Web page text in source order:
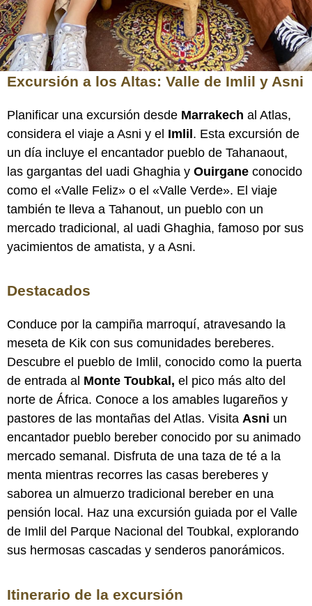
Excursión a los Altas: Valle de Imlil y Asni
Planificar una excursión desde Marrakech al Atlas,
considera el viaje a Asni y el Imlil . Esta excursión de
un día incluye el encantador pueblo de Tahanaout,
las gargantas del uadi Ghaghia y Ouirgane conocido
como el «Valle Feliz» o el «Valle Verde». El viaje
también te lleva a Tahanout, un pueblo con un
mercado tradicional, al uadi Ghaghia, famoso por sus
yacimientos de amatista, y a Asni.
Destacados
Conduce por la campiña marroquí, atravesando la
meseta de Kik con sus comunidades bereberes.
Descubre el pueblo de Imlil, conocido como la puerta
de entrada al Monte Toubkal , el pico más alto del
norte de África. Conoce a los amables lugareños y
pastores de las montañas del Atlas. Visita Asni un
encantador pueblo bereber conocido por su animado
mercado semanal. Disfruta de una taza de té a la
menta mientras recorres las casas bereberes y
saborea un almuerzo tradicional bereber en una
pensión local. Haz una excursión guiada por el Valle
de Imlil del Parque Nacional del Toubkal, explorando
sus hermosas cascadas y senderos panorámicos.
Itinerario de la excursión